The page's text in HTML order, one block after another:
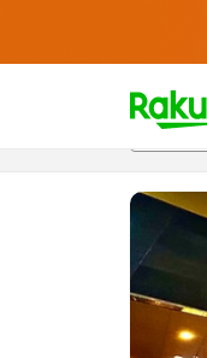
t
p
a
_
s
개요객실